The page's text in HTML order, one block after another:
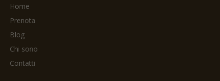
Home
Prenota
Blog
Chi sono
Contatti